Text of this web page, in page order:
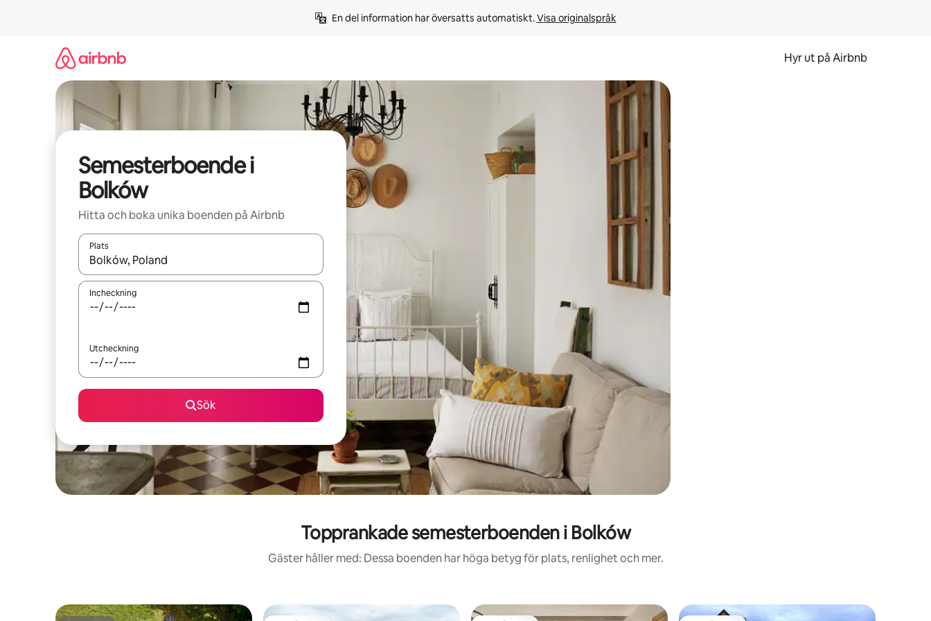
En del information har översatts automatiskt. Visa originalspråk
Hyr ut på Airbnb
Semesterboende i
Bolków
Hitta och boka unika boenden på Airbnb
Plats
När resultaten är tillgängliga kan du navigera med upp- och nedåtpilarna eller utforska genom att trycka eller svepa.
Incheckning
Utcheckning
Sök
Topprankade semesterboenden i Bolków
Gäster håller med: Dessa boenden har höga betyg för plats, renlighet och mer.